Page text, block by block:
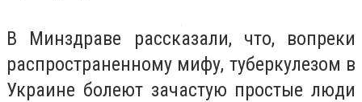
В Минздраве рассказали, что, вопреки
распространенному мифу, туберкулезом в
Украине болеют зачастую простые люди